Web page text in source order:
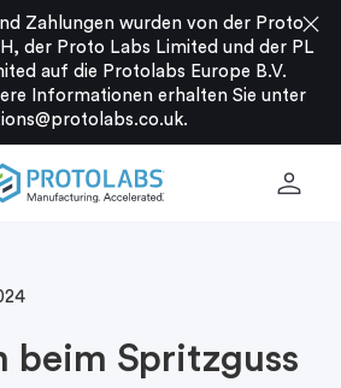
Zahlungen wurden von der Proto
der Proto Labs Limited und der PL
auf die Protolabs Europe B.V.
Informationen erhalten Sie unter
.
close
person
beim Spritzguss